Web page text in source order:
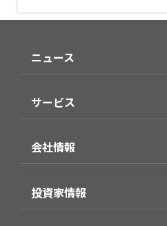
ニュース
サービス
スマホアプリ（個人向け）
製品・サービス（法人向け）
事例紹介
会社情報
代表ごあいさつ
投資家情報